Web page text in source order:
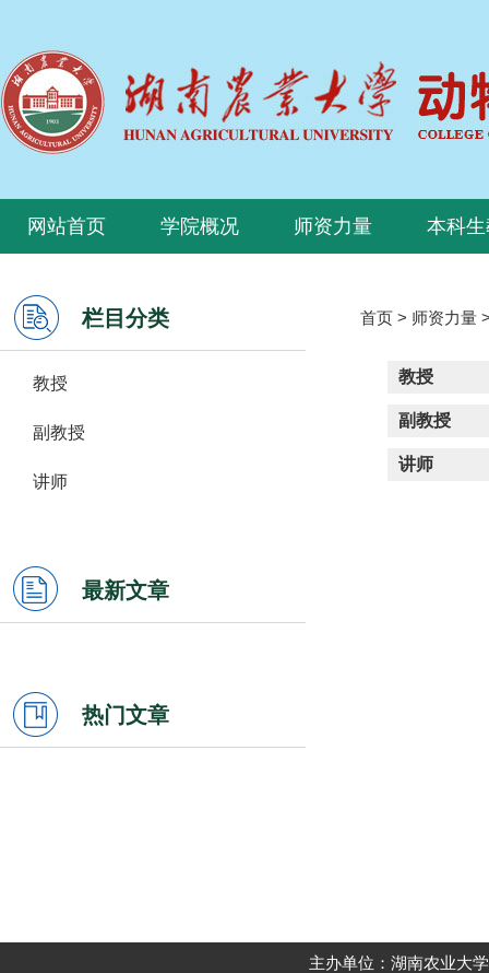
网站首页 学院概况 师资力量 本科
栏目分类
教授
副教授
讲师
最新文章
热门文章
首页 > 师资力量
教授
副教授
讲师
主办单位：湖南农业大